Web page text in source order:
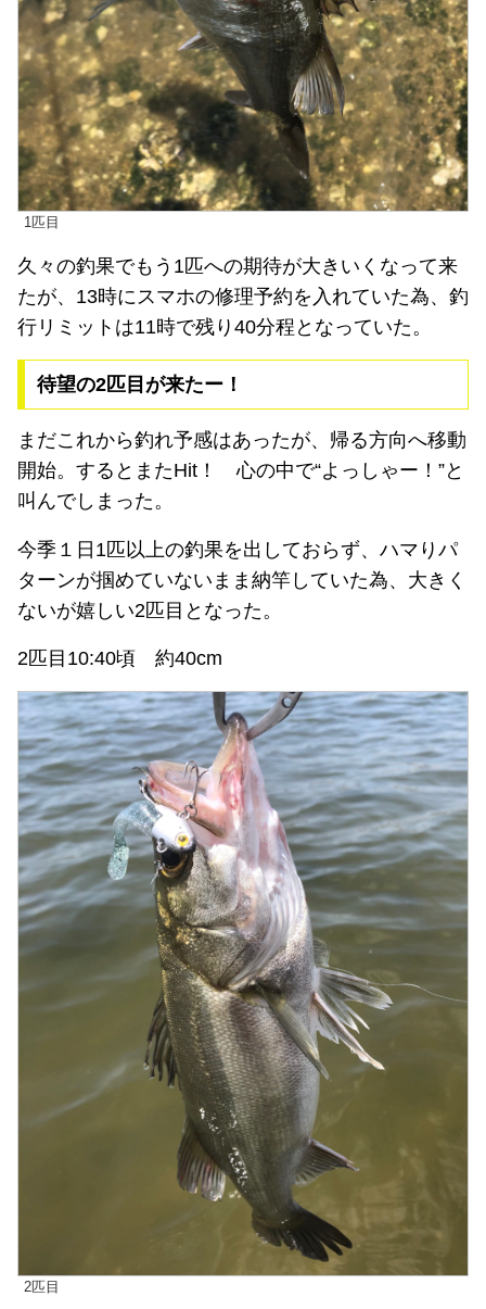
1匹目
久々の釣果でもう1匹への期待が大きいくなって来
たが、13時にスマホの修理予約を入れていた為、釣
行リミットは11時で残り40分程となっていた。
待望の2匹目が来たー！
まだこれから釣れ予感はあったが、帰る方向へ移動
開始。するとまたHit！ 心の中で“よっしゃー！”と
叫んでしまった。
今季１日1匹以上の釣果を出しておらず、ハマりパ
ターンが掴めていないまま納竿していた為、大きく
ないが嬉しい2匹目となった。
2匹目10:40頃 約40cm
2匹目